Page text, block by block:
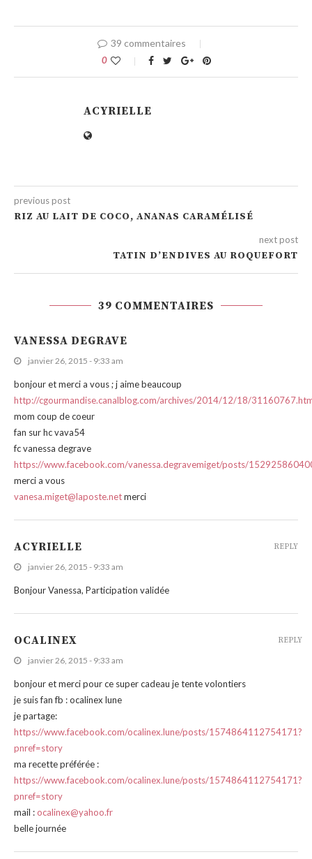
39 commentaires
0
ACYRIELLE
previous post
RIZ AU LAIT DE COCO, ANANAS CARAMÉLISÉ
next post
TATIN D’ENDIVES AU ROQUEFORT
39 COMMENTAIRES
VANESSA DEGRAVE
janvier 26, 2015 - 9:33 am
bonjour et merci a vous ; j aime beaucoup
http://cgourmandise.canalblog.com/archives/2014/12/18/
mom coup de coeur
fan sur hc vava54
fc vanessa degrave
https://www.facebook.com/vanessa.degravemiget/posts/
merci a vous
vanesa.miget@laposte.netmerci
ACYRIELLE
janvier 26, 2015 - 9:33 am
Bonjour Vanessa, Participation validée
REPLY
OCALINEX
janvier 26, 2015 - 9:33 am
bonjour et merci pour ce super cadeau je tente volontiers
je suis fan fb : ocalinex lune
je partage:
https://www.facebook.com/ocalinex.lune/posts/1574864112754171?
pnref=story
ma recette préférée :
https://www.facebook.com/ocalinex.lune/posts/1574864112754171?
pnref=story
mail :ocalinex@yahoo.fr
belle journée
REPLY